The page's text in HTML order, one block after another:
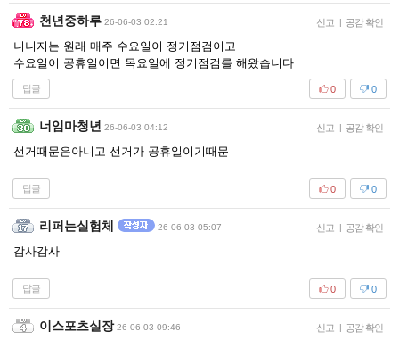
천년중하루 26-06-03 02:21 신고 | 공감 확인
니니지는 원래 매주 수요일이 정기점검이고
수요일이 공휴일이면 목요일에 정기점검를 해왔습니다
답글 0
0
너임마청년 26-06-03 04:12 신고 | 공감 확인
선거때문은아니고 선거가 공휴일이기때문
답글 0
0
리퍼는실험체 26-06-03 05:07 신고 | 공감 확인
감사감사
답글 0
0
이스포츠실장 26-06-03 09:46 신고 | 공감 확인